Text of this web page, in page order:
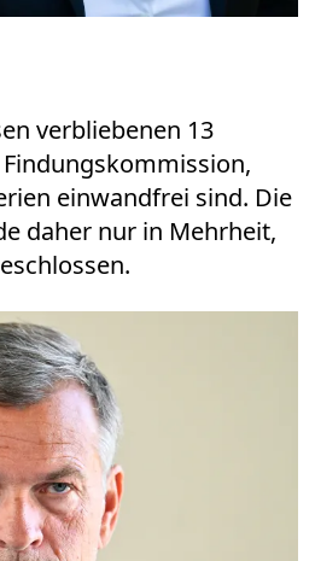
verbliebenen 13
einwandfrei sind. Die
daher nur in Mehrheit,